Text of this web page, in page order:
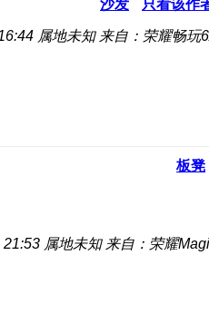
沙发 只看该作
属地未知 来自：荣耀畅玩
板凳
21:53 属地未知 来自：荣耀